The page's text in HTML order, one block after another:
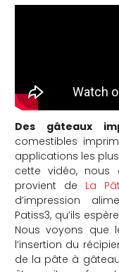
Des gâteaux
comestibles
applications les
cette vidéo, nous
provient de La
d’impression
Patiss3, qu’ils
Nous voyons que
l’insertion du
de la pâte à